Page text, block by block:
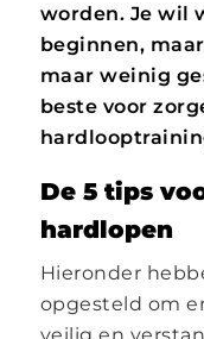
worden. Je wil
beginnen,
maar weinig
beste voor
De 5 tips
hardlopen
Hieronder
opgesteld om